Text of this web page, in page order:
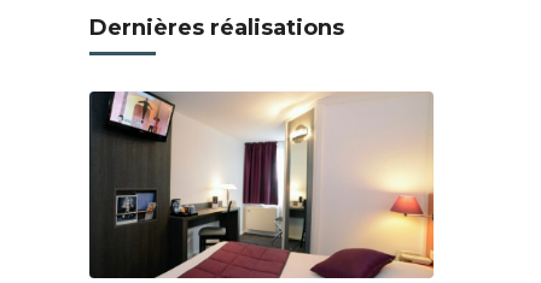
Dernières réalisations